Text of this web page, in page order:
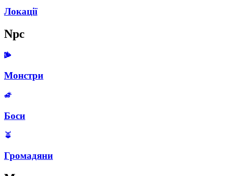
Локації
Npc
Монстри
Боси
Громадяни